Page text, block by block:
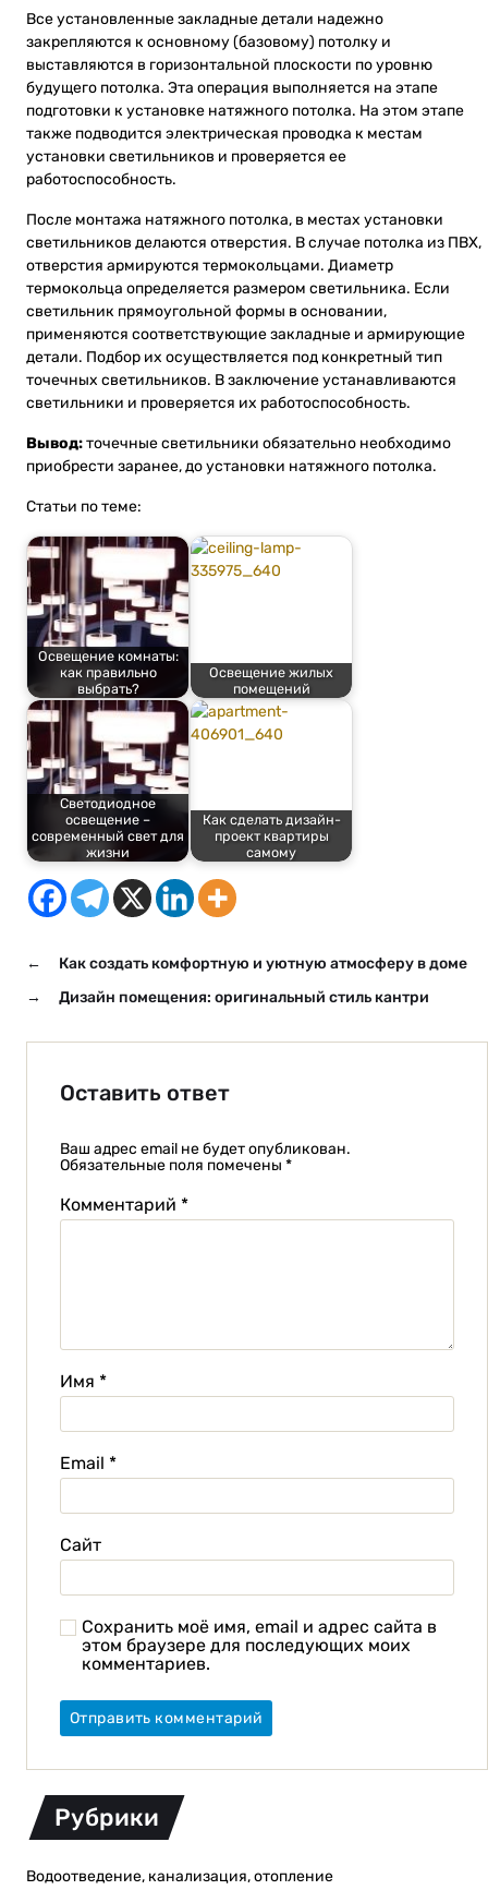
Все установленные закладные детали надежно
закрепляются к основному (базовому) потолку и
выставляются в горизонтальной плоскости по уровню
будущего потолка. Эта операция выполняется на этапе
подготовки к установке натяжного потолка. На этом этапе
также подводится электрическая проводка к местам
установки светильников и проверяется ее
работоспособность.
После монтажа натяжного потолка, в местах установки
светильников делаются отверстия. В случае потолка из ПВХ,
отверстия армируются термокольцами. Диаметр
термокольца определяется размером светильника. Если
светильник прямоугольной формы в основании,
применяются соответствующие закладные и армирующие
детали. Подбор их осуществляется под конкретный тип
точечных светильников. В заключение устанавливаются
светильники и проверяется их работоспособность.
Вывод:точечные светильники обязательно необходимо
приобрести заранее, до установки натяжного потолка.
Статьи по теме:
Освещение комнаты:
как правильно
выбрать?
Освещение жилых
помещений
Светодиодное
освещение –
современный свет для
жизни
Как сделать дизайн-
проект квартиры
самому
←
Как создать комфортную и уютную атмосферу в доме
→
Дизайн помещения: оригинальный стиль кантри
Оставить ответ
Ваш адрес email не будет опубликован.
Обязательные поля помечены *
Комментарий *
Имя *
Email *
Сайт
Сохранить моё имя, email и адрес сайта в
этом браузере для последующих моих
комментариев.
Рубрики
Водоотведение, канализация, отопление